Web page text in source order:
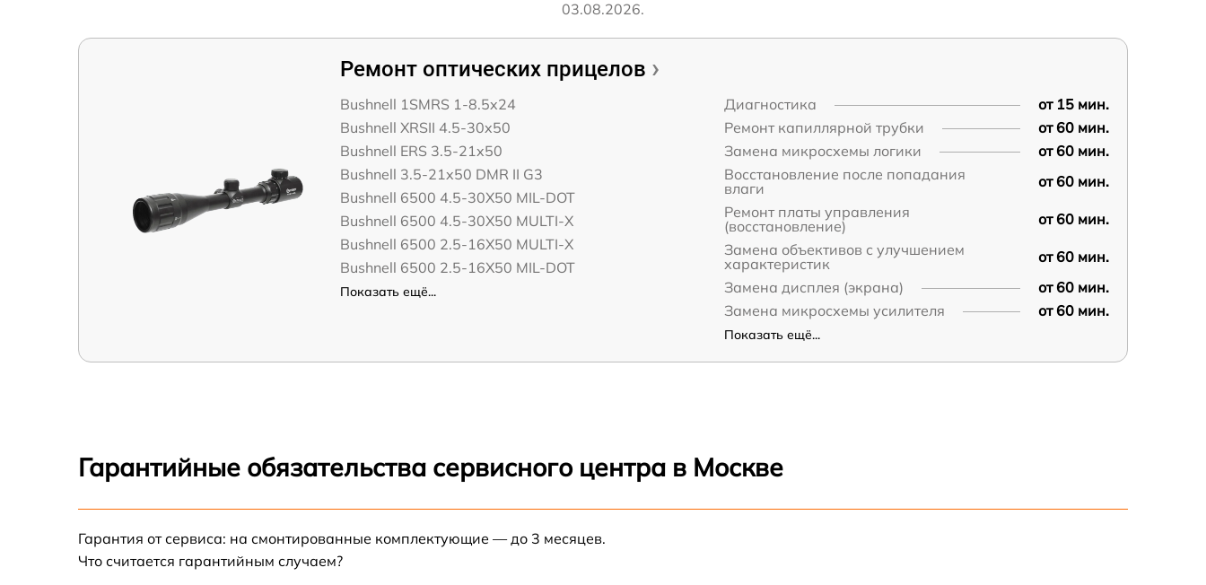
03.08.2026.
Ремонт оптических прицелов
Bushnell 1SMRS 1-8.5x24
Bushnell XRSII 4.5-30x50
Bushnell ERS 3.5-21x50
Bushnell 3.5-21x50 DMR II G3
Bushnell 6500 4.5-30X50 MIL-DOT
Bushnell 6500 4.5-30X50 MULTI-X
Bushnell 6500 2.5-16X50 MULTI-X
Bushnell 6500 2.5-16X50 MIL-DOT
Показать ещё...
Диагностика
от 15 мин.
Ремонт капиллярной трубки
от 60 мин.
Замена микросхемы логики
от 60 мин.
Восстановление после попадания
влаги
от 60 мин.
Ремонт платы управления
(восстановление)
от 60 мин.
Замена объективов с улучшением
характеристик
от 60 мин.
Замена дисплея (экрана)
от 60 мин.
Замена микросхемы усилителя
от 60 мин.
Показать ещё...
Гарантийные обязательства сервисного центра в Москве
Гарантия от сервиса: на смонтированные комплектующие — до 3 месяцев.
Что считается гарантийным случаем?